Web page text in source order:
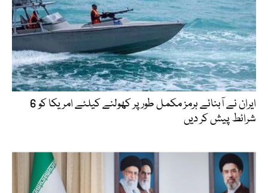
ایران نے آبنائے ہرمز مکمل طور پر کھولنے کیلئے امریکا کو 6
شرائط پیش کر دیں